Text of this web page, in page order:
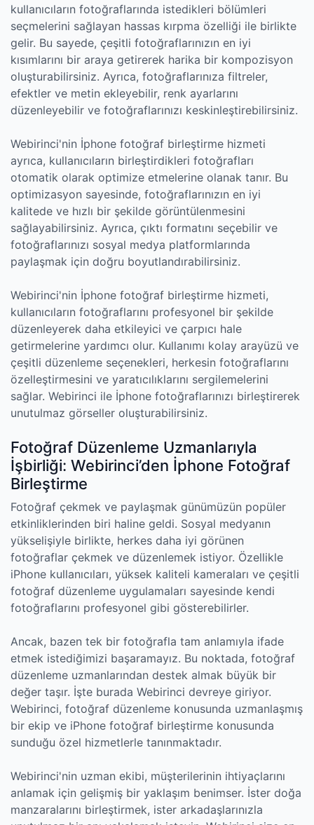
kullanıcıların fotoğraflarında istedikleri bölümleri
seçmelerini sağlayan hassas kırpma özelliği ile birlikte
gelir. Bu sayede, çeşitli fotoğraflarınızın en iyi
kısımlarını bir araya getirerek harika bir kompozisyon
oluşturabilirsiniz. Ayrıca, fotoğraflarınıza filtreler,
efektler ve metin ekleyebilir, renk ayarlarını
düzenleyebilir ve fotoğraflarınızı keskinleştirebilirsiniz.
Webirinci'nin İphone fotoğraf birleştirme hizmeti
ayrıca, kullanıcıların birleştirdikleri fotoğrafları
otomatik olarak optimize etmelerine olanak tanır. Bu
optimizasyon sayesinde, fotoğraflarınızın en iyi
kalitede ve hızlı bir şekilde görüntülenmesini
sağlayabilirsiniz. Ayrıca, çıktı formatını seçebilir ve
fotoğraflarınızı sosyal medya platformlarında
paylaşmak için doğru boyutlandırabilirsiniz.
Webirinci'nin İphone fotoğraf birleştirme hizmeti,
kullanıcıların fotoğraflarını profesyonel bir şekilde
düzenleyerek daha etkileyici ve çarpıcı hale
getirmelerine yardımcı olur. Kullanımı kolay arayüzü ve
çeşitli düzenleme seçenekleri, herkesin fotoğraflarını
özelleştirmesini ve yaratıcılıklarını sergilemelerini
sağlar. Webirinci ile İphone fotoğraflarınızı birleştirerek
unutulmaz görseller oluşturabilirsiniz.
Fotoğraf Düzenleme Uzmanlarıyla
İşbirliği: Webirinci’den İphone Fotoğraf
Birleştirme
Fotoğraf çekmek ve paylaşmak günümüzün popüler
etkinliklerinden biri haline geldi. Sosyal medyanın
yükselişiyle birlikte, herkes daha iyi görünen
fotoğraflar çekmek ve düzenlemek istiyor. Özellikle
iPhone kullanıcıları, yüksek kaliteli kameraları ve çeşitli
fotoğraf düzenleme uygulamaları sayesinde kendi
fotoğraflarını profesyonel gibi gösterebilirler.
Ancak, bazen tek bir fotoğrafla tam anlamıyla ifade
etmek istediğimizi başaramayız. Bu noktada, fotoğraf
düzenleme uzmanlarından destek almak büyük bir
değer taşır. İşte burada Webirinci devreye giriyor.
Webirinci, fotoğraf düzenleme konusunda uzmanlaşmış
bir ekip ve iPhone fotoğraf birleştirme konusunda
sunduğu özel hizmetlerle tanınmaktadır.
Webirinci'nin uzman ekibi, müşterilerinin ihtiyaçlarını
anlamak için gelişmiş bir yaklaşım benimser. İster doğa
manzaralarını birleştirmek, ister arkadaşlarınızla